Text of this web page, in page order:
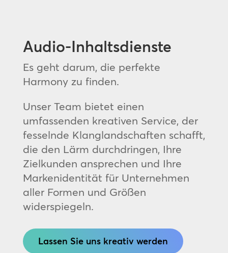
Audio-Inhaltsdienste
Es geht darum, die perfekte
Harmony zu finden.
Unser Team bietet einen
umfassenden kreativen Service, der
fesselnde Klanglandschaften schafft,
die den Lärm durchdringen, Ihre
Zielkunden ansprechen und Ihre
Markenidentität für Unternehmen
aller Formen und Größen
widerspiegeln.
Lassen Sie uns kreativ werden